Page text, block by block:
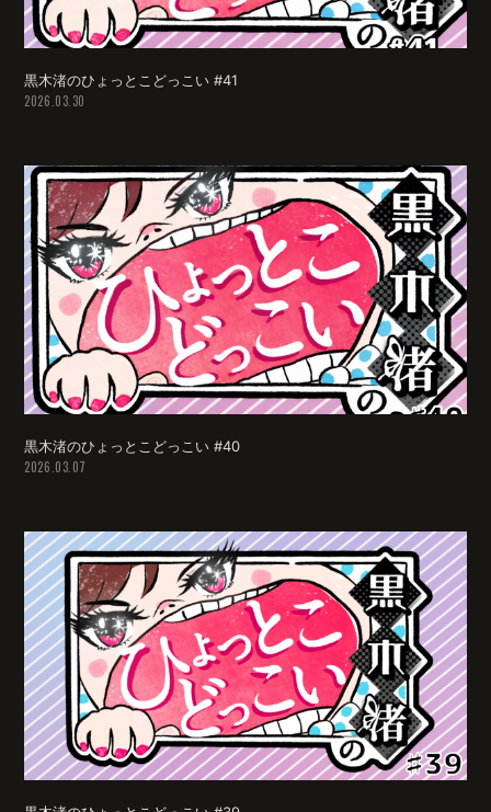
黒木渚のひょっとこどっこい #41
2026.03.30
黒木渚のひょっとこどっこい #40
2026.03.07